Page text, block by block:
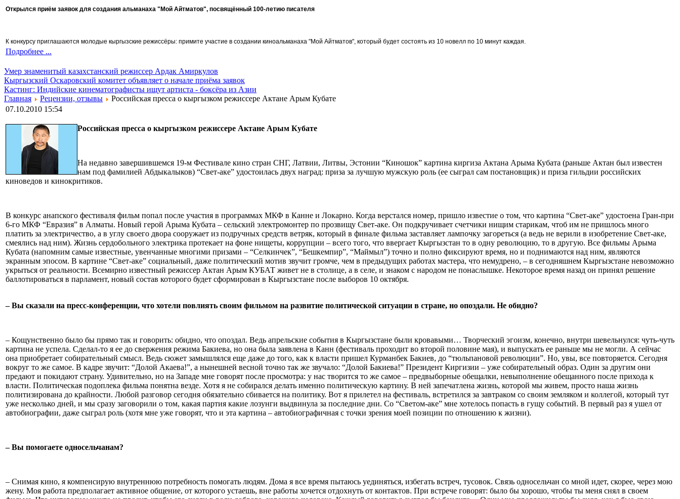
Открылся приём заявок для создания альманаха "Мой Айтматов", посвящённый 100-летию писателя
К конкурсу приглашаются молодые кыргызские режиссёры: примите участие в создании киноальманаха "Мой Айтматов", который будет состоять из 10 новелл по 10 минут каждая.
Подробнее ...
Умер знаменитый казахстанский режиссер Ардак Амиркулов
Кыргызский Оскаровский комитет объявляет о начале приёма заявок
Кастинг: Индийские кинематографисты ищут артиста - боксёра из Азии
Главная
Рецензии, отзывы
Poccийская пресса о кыргызком режиссере Актане Арым Кубате
07.10.2010 15:54
Poccийская пресса о кыргызком режиссере Актане Арым Кубате
На недавно завершившемся 19-м Фестивале кино стран СНГ, Латвии, Литвы, Эстонии “Киношок” картина киргиза Актана Арыма Кубата (раньше Актан был известен
нам под фамилией Абдыкалыков) “Свет-аке” удостоилась двух наград: приза за лучшую мужскую роль (ее сыграл сам постановщик) и приза гильдии российских
киноведов и кинокритиков.
В конкурс анапского фестиваля фильм попал после участия в программах МКФ в Канне и Локарно. Когда верстался номер, пришло известие о том, что картина “Свет-аке” удостоена Гран-при
6-го МКФ “Евразия” в Алматы. Новый герой Арыма Кубата – сельский электромонтер по прозвищу Свет-аке. Он подкручивает счетчики нищим старикам, чтоб им не пришлось много
платить за электричество, а в углу своего двора сооружает из подручных средств ветряк, который в финале фильма заставляет лампочку загореться (а ведь не верили в изобретение Свет-аке,
смеялись над ним). Жизнь сердобольного электрика протекает на фоне нищеты, коррупции – всего того, что ввергает Кыргызстан то в одну революцию, то в другую. Все фильмы Арыма
Кубата (напомним самые известные, увенчанные многими призами – “Селкинчек”, “Бешкемпир”, “Маймыл”) точно и полно фиксируют время, но и поднимаются над ним, являются
экранным эпосом. В картине “Свет-аке” социальный, даже политический мотив звучит громче, чем в предыдущих работах мастера, что немудрено, – в сегодняшнем Кыргызстане невозможно
укрыться от реальности. Всемирно известный режиссер Актан Арым КУБАТ живет не в столице, а в селе, и знаком с народом не понаслышке. Некоторое время назад он принял решение
баллотироваться в парламент, новый состав которого будет сформирован в Кыргызстане после выборов 10 октября.
– Вы сказали на пресс-конференции, что хотели повлиять своим фильмом на развитие политической ситуации в стране, но опоздали. Не обидно?
– Кощунственно было бы прямо так и говорить: обидно, что опоздал. Ведь апрельские события в Кыргызстане были кровавыми… Творческий эгоизм, конечно, внутри шевельнулся: чуть-чуть
картина не успела. Сделал-то я ее до свержения режима Бакиева, но она была заявлена в Канн (фестиваль проходит во второй половине мая), и выпускать ее раньше мы не могли. А сейчас
она приобретает собирательный смысл. Ведь сюжет замышлялся еще даже до того, как к власти пришел Курманбек Бакиев, до “тюльпановой революции”. Но, увы, все повторяется. Сегодня
вокруг то же самое. В кадре звучит: “Долой Акаева!”, а нынешней весной точно так же звучало: “Долой Бакиева!” Президент Киргизии – уже собирательный образ. Один за другим они
предают и покидают страну. Удивительно, но на Западе мне говорят после просмотра: у нас творится то же самое – предвыборные обещалки, невыполнение обещанного после прихода к
власти. Политическая подоплека фильма понятна везде. Хотя я не собирался делать именно политическую картину. В ней запечатлена жизнь, которой мы живем, просто наша жизнь
политизирована до крайности. Любой разговор сегодня обязательно сбивается на политику. Вот я прилетел на фестиваль, встретился за завтраком со своим земляком и коллегой, который тут
уже несколько дней, и мы сразу заговорили о том, какая партия какие лозунги выдвинула за последние дни. Со “Светом-аке” мне хотелось попасть в гущу событий. В первый раз я ушел от
автобиографии, даже сыграл роль (хотя мне уже говорят, что и эта картина – автобиографичная с точки зрения моей позиции по отношению к жизни).
– Вы помогаете односельчанам?
– Снимая кино, я компенсирую внутреннюю потребность помогать людям. Дома я все время пытаюсь уединяться, избегать встреч, тусовок. Связь односельчан со мной идет, скорее, через мою
жену. Моя работа предполагает активное общение, от которого устаешь, вне работы хочется отдохнуть от контактов. При встрече говорят: было бы хорошо, чтобы ты меня снял в своем